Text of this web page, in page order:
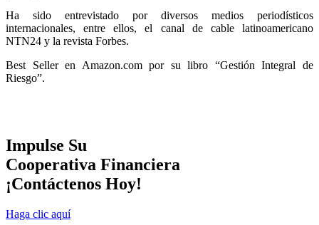
Ha sido entrevistado por diversos medios periodísticos
internacionales, entre ellos, el canal de cable latinoamericano
NTN24 y la revista Forbes.
Best Seller en Amazon.com por su libro “Gestión Integral de
Riesgo”.
Impulse Su
Cooperativa Financiera
¡Contáctenos Hoy!
Haga clic aquí